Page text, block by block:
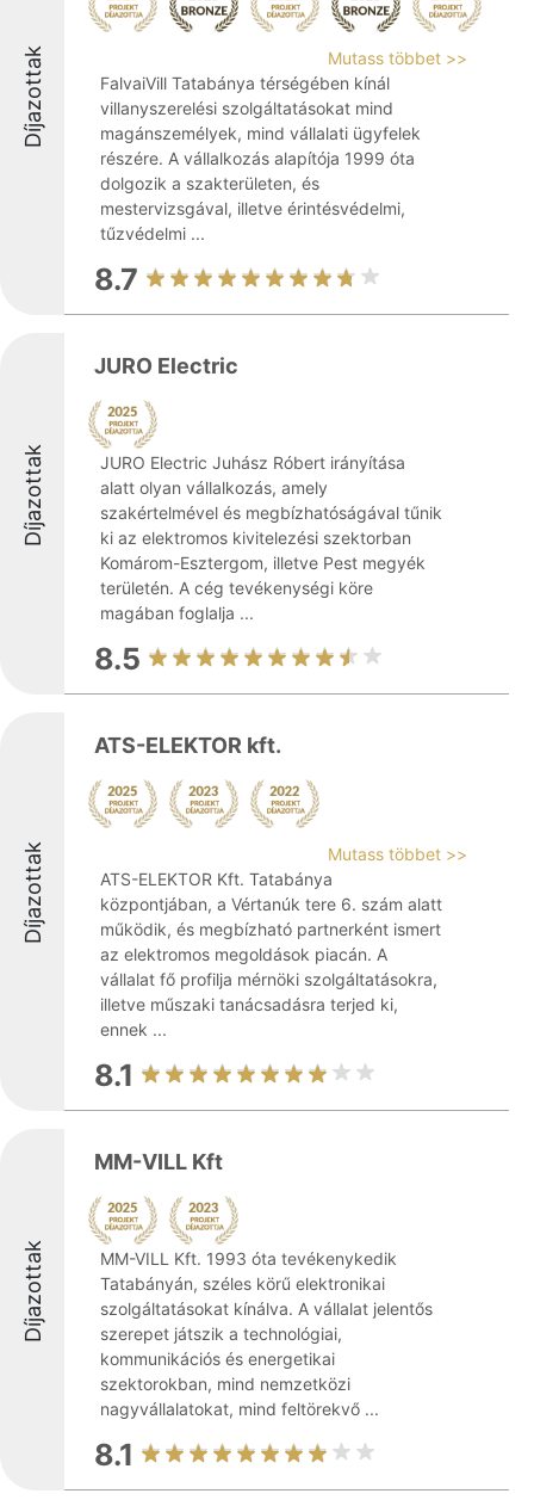
Díjazottak
Mutass többet >>
FalvaiVill Tatabánya térségében kínál
villanyszerelési szolgáltatásokat mind
magánszemélyek, mind vállalati ügyfelek
részére. A vállalkozás alapítója 1999 óta
dolgozik a szakterületen, és
mestervizsgával, illetve érintésvédelmi,
tűzvédelmi ...
8.7
Díjazottak
JURO Electric
JURO Electric Juhász Róbert irányítása
alatt olyan vállalkozás, amely
szakértelmével és megbízhatóságával tűnik
ki az elektromos kivitelezési szektorban
Komárom-Esztergom, illetve Pest megyék
területén. A cég tevékenységi köre
magában foglalja ...
8.5
Díjazottak
ATS-ELEKTOR kft.
Mutass többet >>
ATS-ELEKTOR Kft. Tatabánya
központjában, a Vértanúk tere 6. szám alatt
működik, és megbízható partnerként ismert
az elektromos megoldások piacán. A
vállalat fő profilja mérnöki szolgáltatásokra,
illetve műszaki tanácsadásra terjed ki,
ennek ...
8.1
Díjazottak
MM-VILL Kft
MM-VILL Kft. 1993 óta tevékenykedik
Tatabányán, széles körű elektronikai
szolgáltatásokat kínálva. A vállalat jelentős
szerepet játszik a technológiai,
kommunikációs és energetikai
szektorokban, mind nemzetközi
nagyvállalatokat, mind feltörekvő ...
8.1